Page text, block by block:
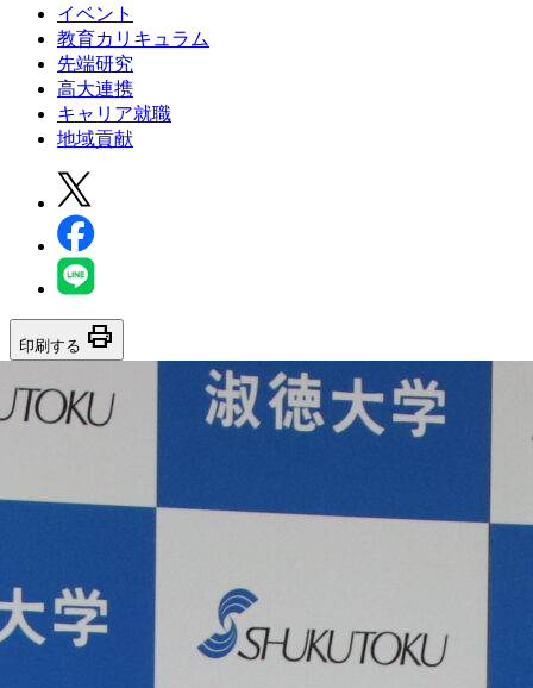
イベント
教育カリキュラム
先端研究
高大連携
キャリア就職
地域貢献
印刷する print